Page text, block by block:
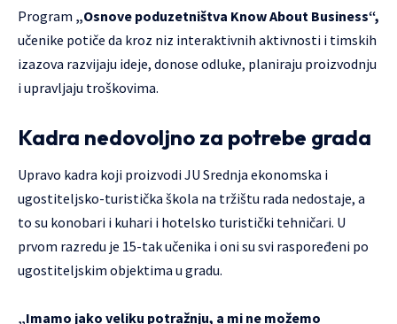
Program „Osnove poduzetništva Know About Business“,
učenike potiče da kroz niz interaktivnih aktivnosti i timskih
izazova razvijaju ideje, donose odluke, planiraju proizvodnju
i upravljaju troškovima.
Kadra nedovoljno za potrebe grada
Upravo kadra koji proizvodi JU Srednja ekonomska i
ugostiteljsko-turistička škola na tržištu rada nedostaje, a
to su konobari i kuhari i hotelsko turistički tehničari. U
prvom razredu je 15-tak učenika i oni su svi raspoređeni po
ugostiteljskim objektima u gradu.
„Imamo jako veliku potražnju, a mi ne možemo